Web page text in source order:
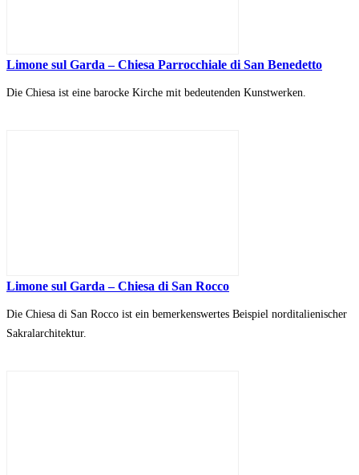
Limone sul Garda – Chiesa Parrocchiale di San Benedetto
Die Chiesa ist eine barocke Kirche mit bedeutenden Kunstwerken.
Limone sul Garda – Chiesa di San Rocco
Die Chiesa di San Rocco ist ein bemerkenswertes Beispiel norditalienischer
Sakralarchitektur.